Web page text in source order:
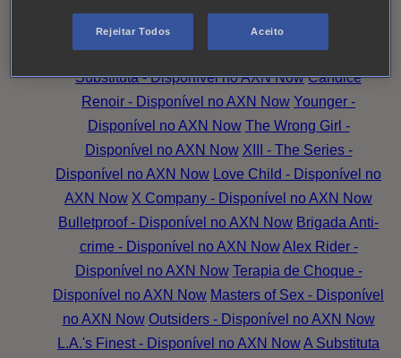
Verdade Family Law
Family Talks: Mais Família,
Mais Amor Magpie MurdersAmazing Grace
Substituta - Disponível no AXN Now Candice
Renoir - Disponível no AXN Now Younger -
Disponível no AXN Now The Wrong Girl -
Disponível no AXN Now XIII - The Series -
Disponível no AXN Now Love Child - Disponível no
AXN Now X Company - Disponível no AXN Now
Bulletproof - Disponível no AXN Now Brigada Anti-
crime - Disponível no AXN Now Alex Rider -
Disponível no AXN Now Terapia de Choque -
Disponível no AXN Now Masters of Sex - Disponível
no AXN Now Outsiders - Disponível no AXN Now
L.A.'s Finest - Disponível no AXN NowA Substituta
Rejeitar Todos Aceito